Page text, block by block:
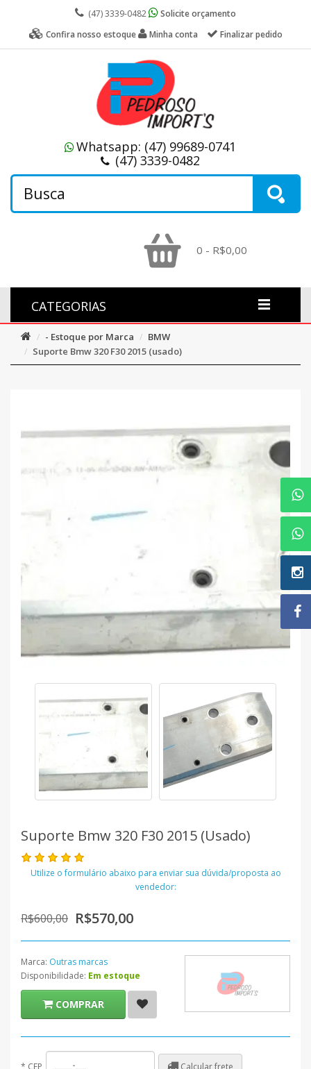
(47) 3339-0482
Solicite orçamento
Confira nosso estoque
Minha conta Finalizar pedido
Whatsapp: (47) 99689-0741
(47) 3339-0482
0 - R$0,00
CATEGORIAS
- Estoque por Marca
BMW
Suporte Bmw 320 F30 2015 (usado)
Suporte Bmw 320 F30 2015 (usado)
Utilize o formulário abaixo para enviar sua dúvida/proposta ao
vendedor:
R$600,00 R$570,00
Marca: Outras marcas
Disponibilidade: Em estoque
COMPRAR
* CEP Calcular frete